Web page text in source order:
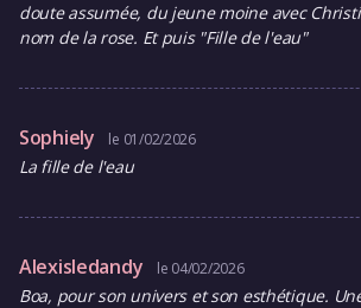
doute assumée, du jeune moine avec
nom de la rose. Et puis "Fille de l'eau"
Sophiely le 01/02/2026
La fille de l'eau
Alexisledandy le 04/02/2026
Boa, pour son univers et son esthétique.